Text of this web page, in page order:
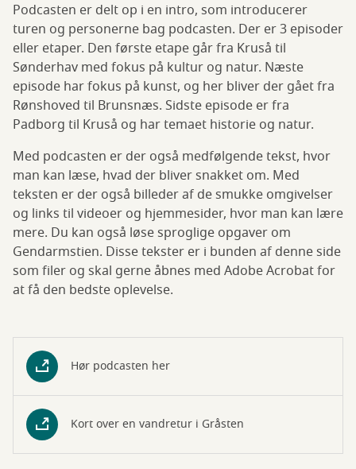
Podcasten er delt op i en intro, som introducerer
turen og personerne bag podcasten. Der er 3 episoder
eller etaper. Den første etape går fra Kruså til
Sønderhav med fokus på kultur og natur. Næste
episode har fokus på kunst, og her bliver der gået fra
Rønshoved til Brunsnæs. Sidste episode er fra
Padborg til Kruså og har temaet historie og natur.
Med podcasten er der også medfølgende tekst, hvor
man kan læse, hvad der bliver snakket om. Med
teksten er der også billeder af de smukke omgivelser
og links til videoer og hjemmesider, hvor man kan lære
mere. Du kan også løse sproglige opgaver om
Gendarmstien. Disse tekster er i bunden af denne side
som filer og skal gerne åbnes med Adobe Acrobat for
at få den bedste oplevelse.
Hør podcasten her
Kort over en vandretur i Gråsten